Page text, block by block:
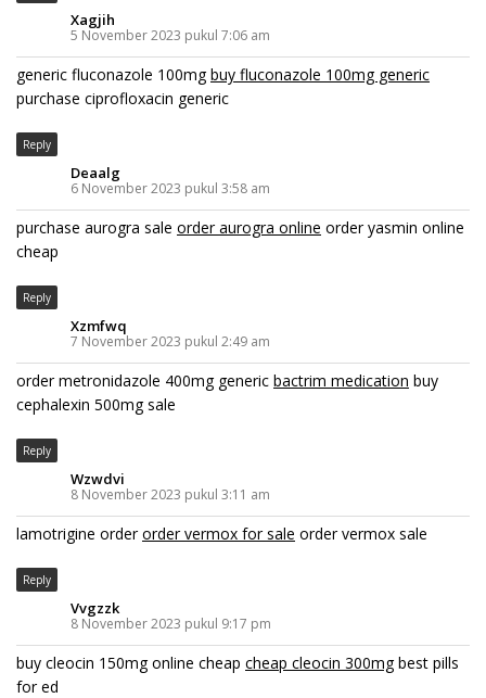
Xagjih
5 November 2023 pukul 7:06 am
generic fluconazole 100mgbuy fluconazole 100mg generic
purchase ciprofloxacin generic
Reply
Deaalg
6 November 2023 pukul 3:58 am
purchase aurogra sale order aurogra online order yasmin online
cheap
Reply
Xzmfwq
7 November 2023 pukul 2:49 am
order metronidazole 400mg generic bactrim medication buy
cephalexin 500mg sale
Reply
Wzwdvi
8 November 2023 pukul 3:11 am
lamotrigine orderorder vermox for sale order vermox sale
Reply
Vvgzzk
8 November 2023 pukul 9:17 pm
buy cleocin 150mg online cheap cheap cleocin 300mgbest pills
for ed